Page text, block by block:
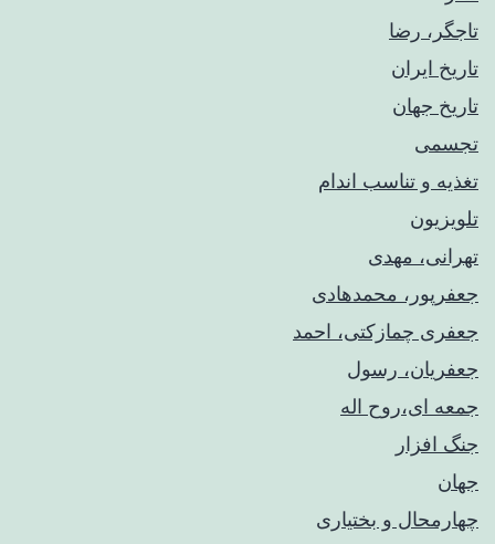
تاجگر، رضا
تاریخ ایران
تاریخ جهان
تجسمی
تغذیه و تناسب اندام
تلویزیون
تهرانی، مهدی
جعفرپور، محمدهادی
جعفری چمازکتی، احمد
جعفریان، رسول
جمعه ای،روح اله
جنگ افزار
جهان
چهارمحال و بختیاری